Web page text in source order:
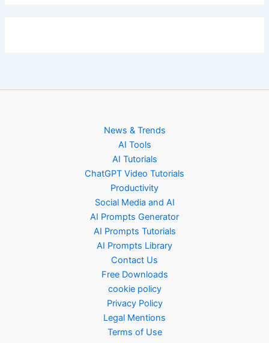
News & Trends
AI Tools
AI Tutorials
ChatGPT Video Tutorials
Productivity
Social Media and AI
AI Prompts Generator
AI Prompts Tutorials
AI Prompts Library
Contact Us
Free Downloads
cookie policy
Privacy Policy
Legal Mentions
Terms of Use